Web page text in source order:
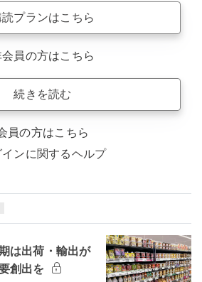
読プランはこちら
会員の方はこちら
続きを読む
員の方はこちら
インに関するヘルプ
は出荷・輸出が
創出を